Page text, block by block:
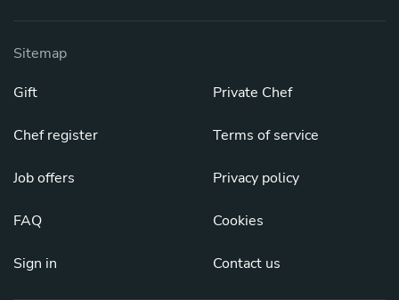
Sitemap
Gift
Chef register
Job offers
FAQ
Sign in
Private Chef
Terms of service
Privacy policy
Cookies
Contact us